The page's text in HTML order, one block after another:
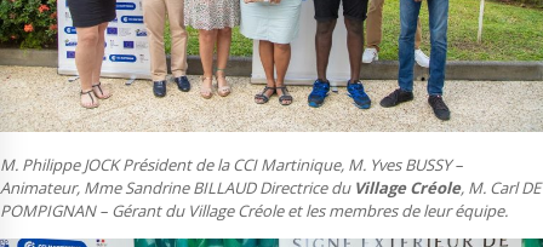
M. Philippe JOCK Président de la CCI Martinique, M. Yves BUSSY –
Animateur, Mme Sandrine BILLAUD Directrice du Village Créole, M. Carl DE
POMPIGNAN – Gérant du Village Créole et les membres de leur équipe.